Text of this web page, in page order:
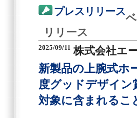
プレスリリース
リリース
2025/09/11 株式会社エ
新製品の上腕式ホ
度グッドデザイン
対象に含まれるこ